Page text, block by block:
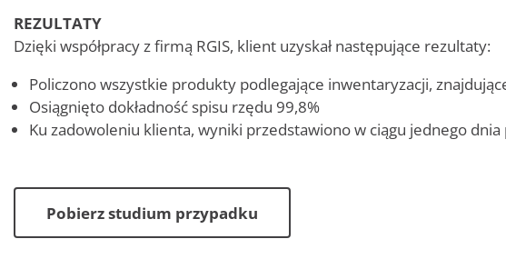
REZULTATY
Dzięki współpracy z firmą RGIS, klient uzyskał następujące rezultaty:
Policzono wszystkie produkty podlegające inwentaryzacji,
Osiągnięto dokładność spisu rzędu 99,8%
Ku zadowoleniu klienta, wyniki przedstawiono w ciągu jednego
Pobierz studium przypadku